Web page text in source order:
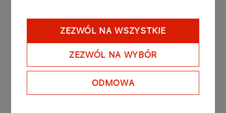
ZEZWÓL NA WSZYSTKIE
ZEZWÓL NA WYBÓR
ODMOWA
Maksymalnie cztery urządzenia ECR POS
Kilka typów dystrybutorów jednocześnie:
Logitron (HT Pumafit i MPD/HOC-17)
Gilbarco (HighLine i EuroLine),